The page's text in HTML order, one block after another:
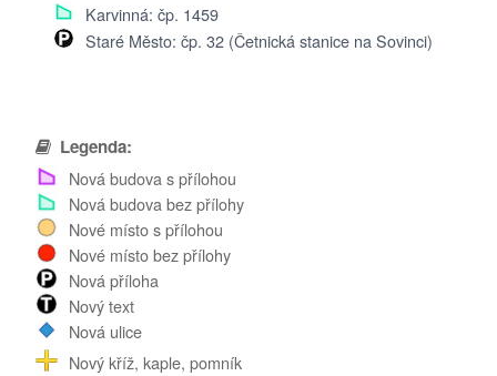
Legenda:
Nová budova s přílohou
Nová budova bez přílohy
Nové místo s přílohou
Nové místo bez přílohy
Nová příloha
Nový text
Nová ulice
Nový kříž, kaple, pomník
Karvinná: čp. 1459
Staré Město: čp. 32 (Četnická stanice na Sovinci)